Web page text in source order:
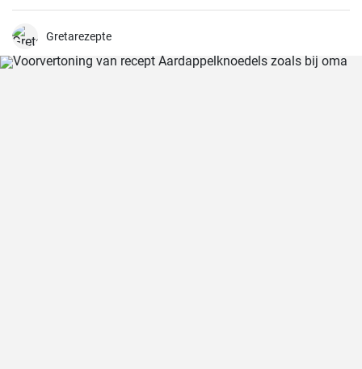
eens goed is voor je spijsvertering. Het is helemaal zelfgemaakt en
maken, je hebt alleen een beetje geduld en tijd nodig.
Gretarezepte